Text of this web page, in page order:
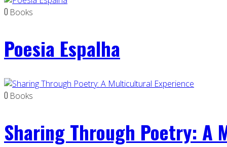
0 Books
Poesia Espalha
0 Books
Sharing Through Poetry: A